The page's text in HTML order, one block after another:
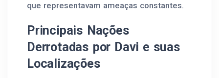
que representavam ameaças constantes.
Principais Nações
Derrotadas por Davi e suas
Localizações